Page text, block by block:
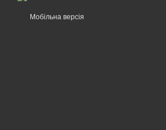
Мобільна версія